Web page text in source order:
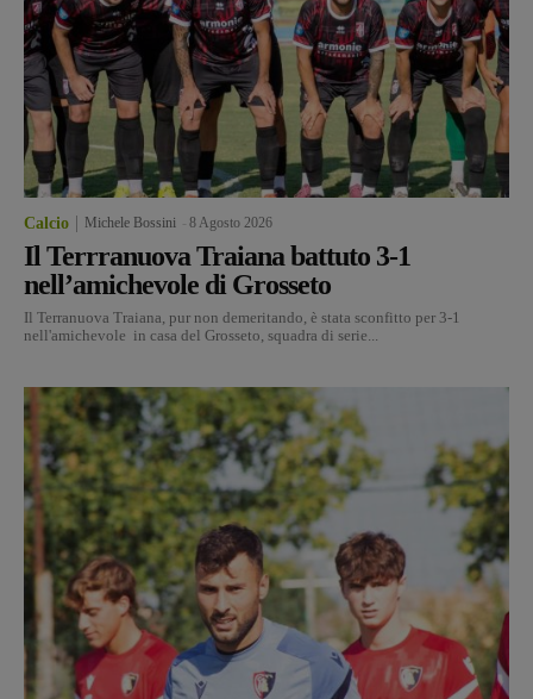
Calcio Michele Bossini 8 Agosto 2026
Il Terrranuova Traiana battuto 3-1
nell’amichevole di Grosseto
Il Terranuova Traiana, pur non demeritando, è stata sconfitto per 3-1
nell'amichevole in casa del Grosseto, squadra di serie...